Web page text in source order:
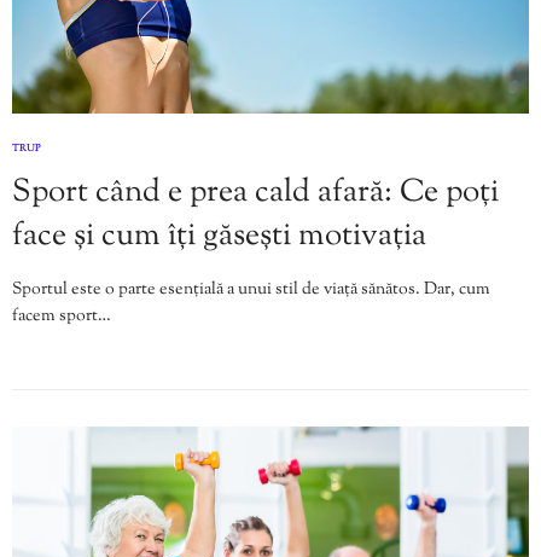
TRUP
Sport când e prea cald afară: Ce poți
face și cum îți găsești motivația
Sportul este o parte esențială a unui stil de viață sănătos. Dar, cum
facem sport…